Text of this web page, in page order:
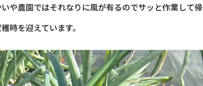
や農園ではそれなりに風が有るのでサッと作業して
時を迎えています。